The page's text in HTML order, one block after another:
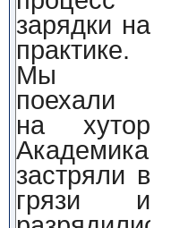
зарядки на
практике.
Мы
поехали
на хутор
Академика,
застряли в
грязи и